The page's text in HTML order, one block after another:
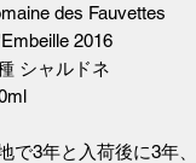
des Fauvettes
2016
シャルドネ
で3年と入荷後に3年